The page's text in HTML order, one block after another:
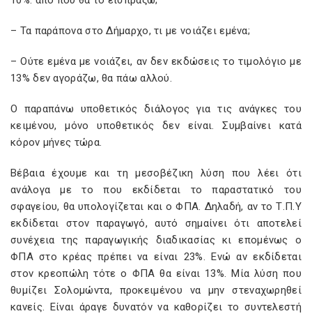
– Τα παράπονα στο Δήμαρχο, τι με νοιάζει εμένα;
– Ούτε εμένα με νοιάζει, αν δεν εκδώσεις το τιμολόγιο με
13% δεν αγοράζω, θα πάω αλλού.
Ο παραπάνω υποθετικός διάλογος για τις ανάγκες του
κειμένου, μόνο υποθετικός δεν είναι. Συμβαίνει κατά
κόρον μήνες τώρα.
Βέβαια έχουμε και τη μεσοβέζικη λύση που λέει ότι
ανάλογα με το που εκδίδεται το παραστατικό του
σφαγείου, θα υπολογίζεται και ο ΦΠΑ. Δηλαδή, αν το Τ.Π.Υ
εκδίδεται στον παραγωγό, αυτό σημαίνει ότι αποτελεί
συνέχεια της παραγωγικής διαδικασίας κι επομένως ο
ΦΠΑ στο κρέας πρέπει να είναι 23%. Ενώ αν εκδίδεται
στον κρεοπώλη τότε ο ΦΠΑ θα είναι 13%. Μία λύση που
θυμίζει Σολομώντα, προκειμένου να μην στεναχωρηθεί
κανείς. Είναι άραγε δυνατόν να καθορίζει το συντελεστή